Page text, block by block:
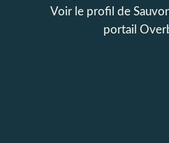
Voir le profil de
portail